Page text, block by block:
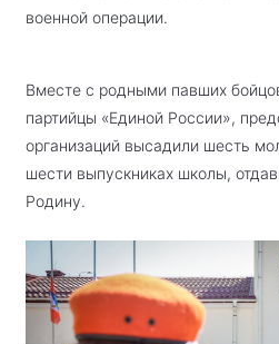
военной операции.
Вместе с родными павших
партийцы «Единой России»,
организаций высадили шесть
шести выпускниках школы,
Родину.